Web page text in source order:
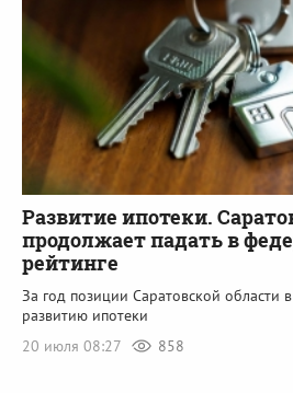
Развитие ипотеки.
продолжает падать в
рейтинге
За год позиции Саратовской области
развитию ипотеки
20 июля 08:27
858